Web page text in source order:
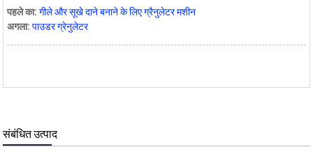
पहले का: गीले और सूखे दाने बनाने के लिए ग्रैनुलेटर मशीन
अगला: पाउडर ग्रेनुलेटर
संबंधित उत्पाद